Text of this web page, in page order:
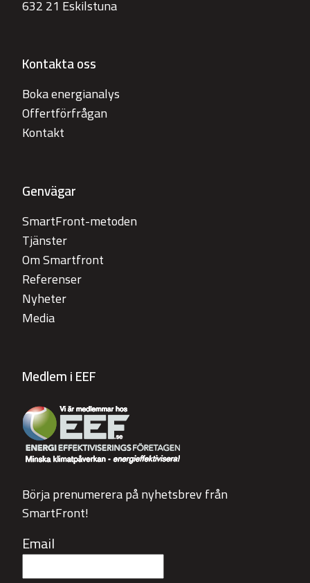
632 21 Eskilstuna
Kontakta oss
Boka energianalys
Offertförfrågan
Kontakt
Genvägar
SmartFront-metoden
Tjänster
Om Smartfront
Referenser
Nyheter
Media
Medlem i EEF
Börja prenumerera på nyhetsbrev från
SmartFront!
Email